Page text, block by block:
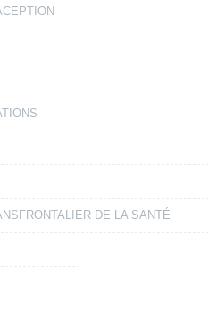
DE LA SANTÉ